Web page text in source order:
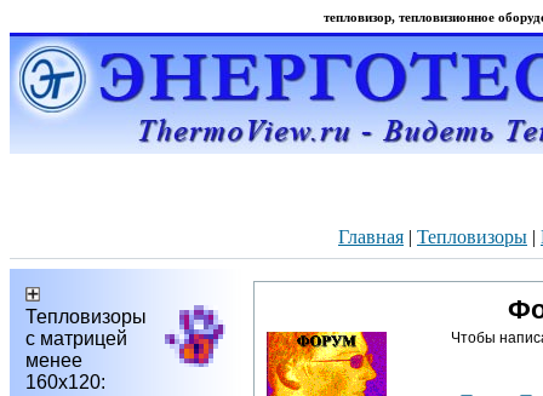
тепловизор, тепловизионное
Главная | Тепловизоры |
Тепловизоры
с матрицей
менее
160х120:
Чтобы